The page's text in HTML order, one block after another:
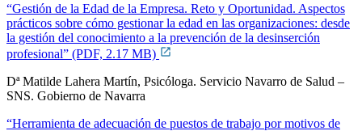
“Gestión de la Edad de la Empresa. Reto y Oportunidad. Aspectos
prácticos sobre cómo gestionar la edad en las organizaciones: desde
la gestión del conocimiento a la prevención de la desinserción
profesional” (PDF, 2.17 MB)
Dª Matilde Lahera Martín, Psicóloga. Servicio Navarro de Salud –
SNS. Gobierno de Navarra
“Herramienta de adecuación de puestos de trabajo por motivos de